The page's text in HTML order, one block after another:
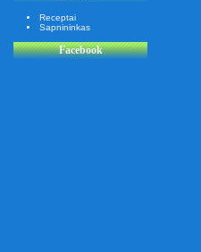
Receptai
Sapnininkas
Facebook